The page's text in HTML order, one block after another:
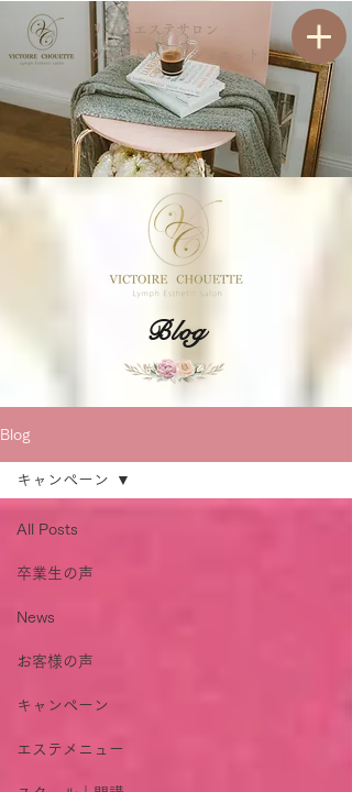
ヴィクトワールシュエット
リンパエステサロン
​Blog
Blog
All Posts
卒業生の声
News
お客様の声
キャンペーン
エステメニュー
キャンペーン